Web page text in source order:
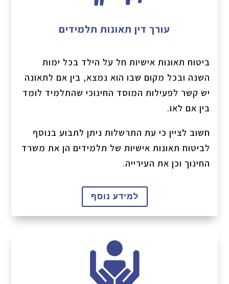
עורך דין תאונות תלמידים
ביטוח תאונות אישיות חל על הילד בכל ימות
השנה ובכל מקום שבו הוא נמצא, בין אם לתאונה
יש קשר לפעילות המוסד החינוכי שהתלמיד לומד
בין אם לאו.
חשוב לציין כי עת התרשלות ניתן לתבוע בנוסף
לביטוח תאונות אישיות של תלמידים הן את משרד
החינוך וכן את העירייה.
למידע נוסף